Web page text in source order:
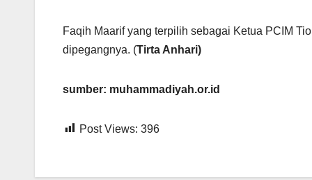
Faqih Maarif yang terpilih sebagai Ketua PCIM
dipegangnya. (Tirta Anhari)
sumber: muhammadiyah.or.id
Post Views: 396